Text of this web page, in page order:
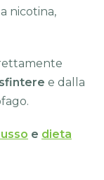
nicotina,
e dalla
e dieta